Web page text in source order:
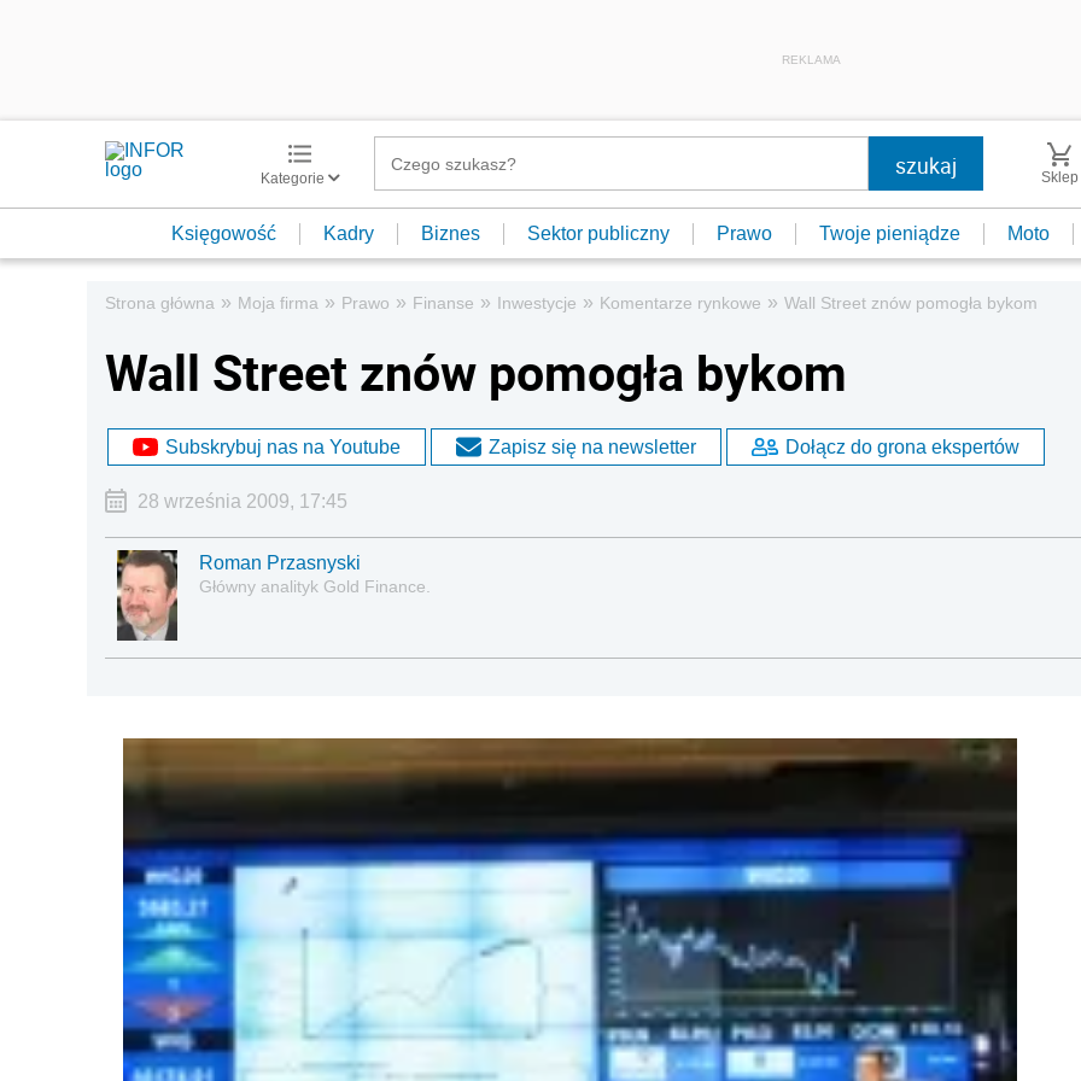
REKLAMA
Kategorie Sklep
Księgowość Kadry Biznes Sektor publiczny Prawo Twoje pieniądze Moto
Strona główna » Moja firma » Prawo » Finanse » Inwestycje » Komentarze rynkowe » Wall Street znów pomogła bykom
Wall Street znów pomogła bykom
Subskrybuj nas na Youtube Zapisz się na newsletter Dołącz do grona ekspertów
28 września 2009, 17:45
Roman Przasnyski
Główny analityk Gold Finance.